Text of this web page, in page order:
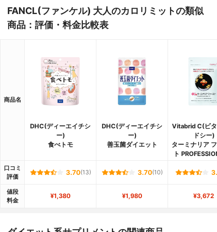
FANCL(ファンケル) 大人のカロリミットの類似
商品：評価・料金比較表
商品名
DHC(ディーエイチシ
ー)
食べトモ
DHC(ディーエイチシ
ー)
善玉菌ダイエット
Vitabrid C(ビ
ドシー)
ターミナリア
ト
口コミ
評価
3.70(13) 3.70(10)
値段
料金
¥1,380 ¥1,980 ¥3,672